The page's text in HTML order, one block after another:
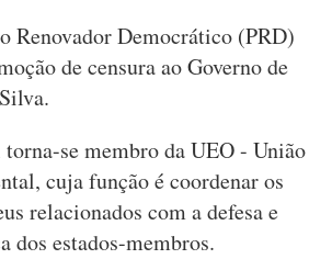
Renovador Democrático (PRD)
de censura ao Governo de
se membro da UEO - União
cuja função é coordenar os
relacionados com a defesa e
dos estados-membros.